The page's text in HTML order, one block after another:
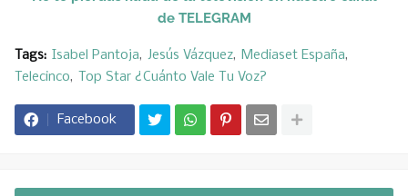
de TELEGRAM
Tags: Isabel Pantoja Jesús Vázquez
Mediaset España
Telecinco
Top Star ¿Cuánto Vale Tu Voz?
Facebook